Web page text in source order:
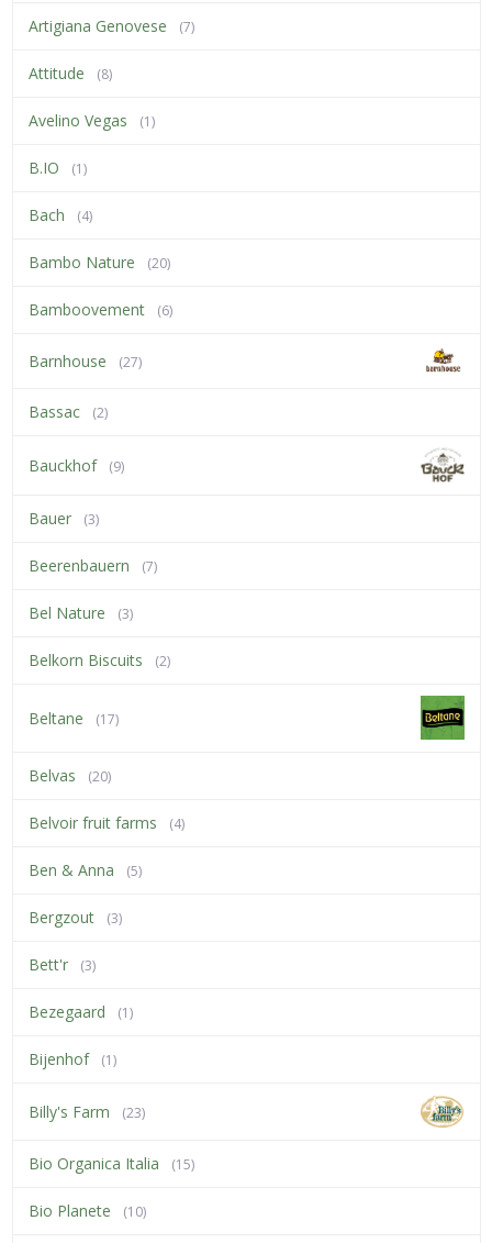
Artigiana Genovese (7)
Attitude (8)
Avelino Vegas (1)
B.IO (1)
Bach (4)
Bambo Nature (20)
Bamboovement (6)
Barnhouse (27)
Bassac (2)
Bauckhof (9)
Bauer (3)
Beerenbauern (7)
Bel Nature (3)
Belkorn Biscuits (2)
Beltane (17)
Belvas (20)
Belvoir fruit farms (4)
Ben & Anna (5)
Bergzout (3)
Bett'r (3)
Bezegaard (1)
Bijenhof (1)
Billy's Farm (23)
Bio Organica Italia (15)
Bio Planete (10)